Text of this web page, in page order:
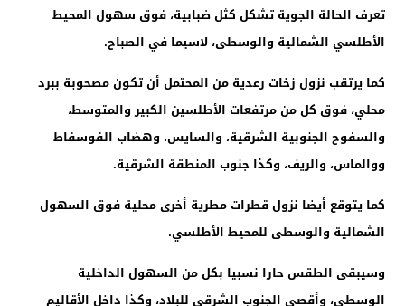
تعرف الحالة الجوية تشكل كثل ضبابية، فوق سهول المحيط
الأطلسي الشمالية والوسطى، لاسيما في الصباح.
كما يرتقب نزول زخات رعدية من المحتمل أن تكون مصحوبة ببرد
محلي، فوق كل من مرتفعات الأطلسين الكبير والمتوسط،
والسفوح الجنوبية الشرقية، والسايس، وهضاب الفوسفاط
ووالماس، والريف، وكذا جنوب المنطقة الشرقية.
كما يتوقع أيضا نزول قطرات مطرية أخرى محلية فوق السهول
الشمالية والوسطى للمحيط الأطلسي.
وسيبقى الطقس حارا نسبيا بكل من السهول الداخلية
الوسطى، وأقصى الجنوب الشرقي للبلاد، وكذا داخل الأقاليم